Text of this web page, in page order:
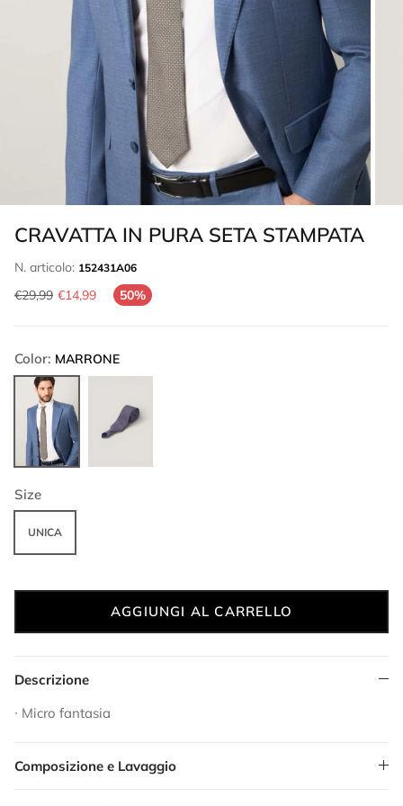
CRAVATTA IN PURA SETA STAMPATA
N. articolo: 152431A06
€29,99 €14,99 50%
Color: MARRONE
Size
UNICA
AGGIUNGI AL CARRELLO
Descrizione
∙ Micro fantasia
Composizione e Lavaggio